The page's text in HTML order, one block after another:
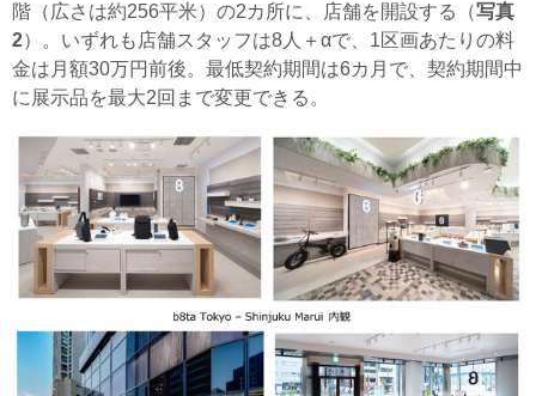
階（広さは約256平米）の2カ所に、店舗を開設する（写真
2）。いずれも店舗スタッフは8人＋αで、1区画あたりの料
金は月額30万円前後。最低契約期間は6カ月で、契約期間中
に展示品を最大2回まで変更できる。